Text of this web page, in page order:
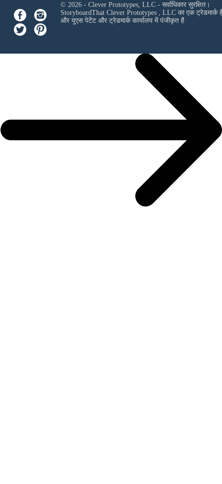
© 2026 - Clever Prototypes, LLC - सर्वाधिकार सुरक्षित।
StoryboardThat Clever Prototypes , LLCका एक ट्रेडमार्क
और यूएस पेटेंट और ट्रेडमार्क कार्यालय में पंजीकृत है